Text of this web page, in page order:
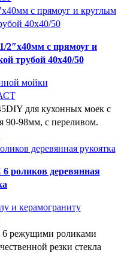
с прямоуг и
трубой 40х40/50
мойки
для кухонных моек с
90-98мм, с переливом.
роликов деревянная
и керамограниту
6 режущими роликами
резки стекла